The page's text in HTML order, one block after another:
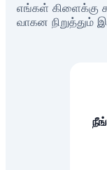
எங்கள் கிளைக்கு
வாகன நிறுத்தும்